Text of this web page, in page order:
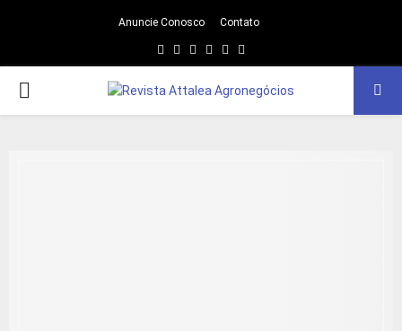
Anuncie Conosco Contato
Facebook
Twitter
Instagram
LinkedinYoutube
PRIMARY